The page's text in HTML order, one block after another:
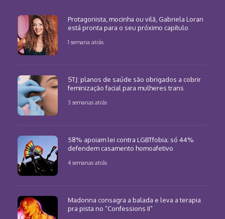
Protagonista, mocinha ou vilã, Gabriela Loran
está pronta para o seu próximo capítulo
1 semana atrás
STJ: planos de saúde são obrigados a cobrir
feminização facial para mulheres trans
3 semanas atrás
58% apoiam lei contra LGBTfobia; só 44%
defendem casamento homoafetivo
4 semanas atrás
Madonna consagra a balada e leva a terapia
pra pista no “Confessions II”